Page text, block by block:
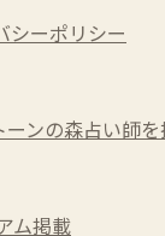
シーポリシー
ーンの森占い師
ム掲載